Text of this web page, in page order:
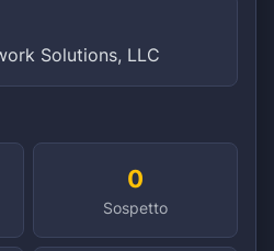
Solutions, LLC
0
Sospetto